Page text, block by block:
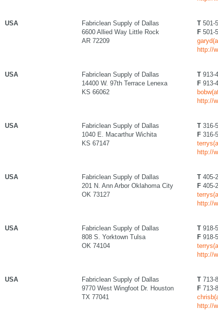
USA
Fabriclean Supply of Dallas
6600 Allied Way Little Rock
AR 72209
T 501-
F 501-
http://
USA
Fabriclean Supply of Dallas
14400 W. 97th Terrace Lenexa
KS 66062
T 913-
F 913-
http://
USA
Fabriclean Supply of Dallas
1040 E. Macarthur Wichita
KS 67147
T 316-
F 316-
http://
USA
Fabriclean Supply of Dallas
201 N. Ann Arbor Oklahoma City
OK 73127
T 405-
F 405-
http://
USA
Fabriclean Supply of Dallas
808 S. Yorktown Tulsa
OK 74104
T 918-
F 918-
http://
USA
Fabriclean Supply of Dallas
9770 West Wingfoot Dr. Houston
TX 77041
T 713-
F 713-
http://